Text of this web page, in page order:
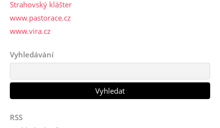
Strahovský klášter
www.pastorace.cz
www.vira.cz
Vyhledávání
RSS